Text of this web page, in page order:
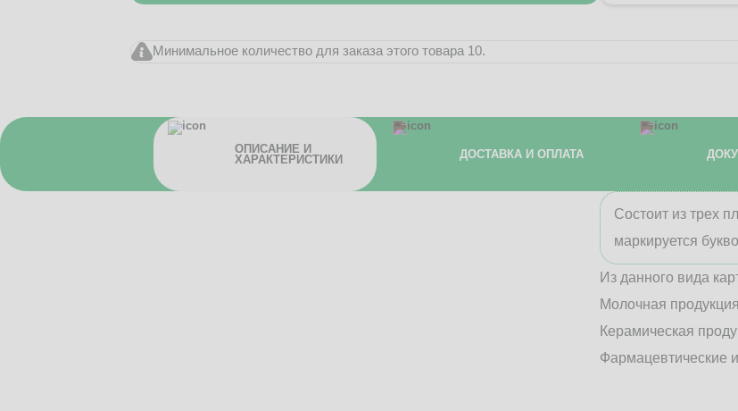
Минимальное количество для заказа этого товара 10.
ОПИСАНИЕ И
ХАРАКТЕРИСТИКИ
ДОСТАВКА И ОПЛАТА
Состоит из трех
маркируется
Из данного вида
Молочная
Керамическая
Фармацевтические